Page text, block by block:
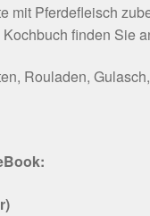
mit Pferdefleisch
finden Sie
Rouladen,